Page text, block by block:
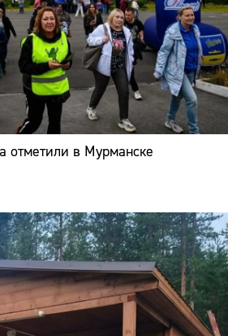
отметили в Мурманске